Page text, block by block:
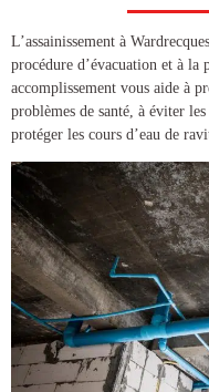
L’assainissement à Wardrecques
procédure d’évacuation et à la
accomplissement vous aide à
problèmes de santé, à éviter
protéger les cours d’eau de